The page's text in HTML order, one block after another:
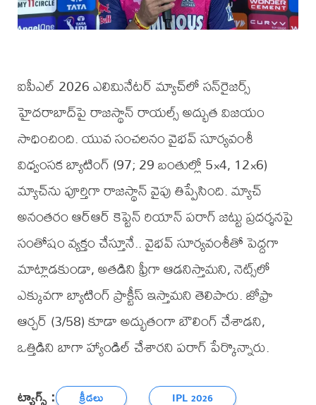
ఐపీఎల్ 2026 ఎలిమినేటర్ మ్యాచ్‌లో సన్‌రైజర్స్
హైదరాబాద్‌పై రాజస్థాన్ రాయల్స్ అద్భుత విజయం
సాధించింది. యువ సంచలనం వైభవ్ సూర్యవంశీ
విధ్వంసక బ్యాటింగ్ (97; 29 బంతుల్లో 5×4, 12×6)
మ్యాచ్‌ను పూర్తిగా రాజస్థాన్ వైపు తిప్పేసింది. మ్యాచ్
అనంతరం ఆర్ఆర్ కెప్టెన్ రియాన్ పరాగ్ జట్టు ప్రదర్శనపై
సంతోషం వ్యక్తం చేస్తూనే.. వైభవ్ సూర్యవంశీతో పెద్దగా
మాట్లాడకుండా, అతడిని ఫ్రీగా ఆడనిస్తామని, నెట్స్‌లో
ఎక్కువగా బ్యాటింగ్ ప్రాక్టీస్ ఇస్తామని తెలిపారు. జోఫ్రా
ఆర్చర్ (3/58) కూడా అద్భుతంగా బౌలింగ్ చేశాడని,
ఒత్తిడిని బాగా హ్యాండిల్ చేశారని పరాగ్ పేర్కొన్నారు.
ట్యాగ్స్ : క్రీడలు IPL 2026